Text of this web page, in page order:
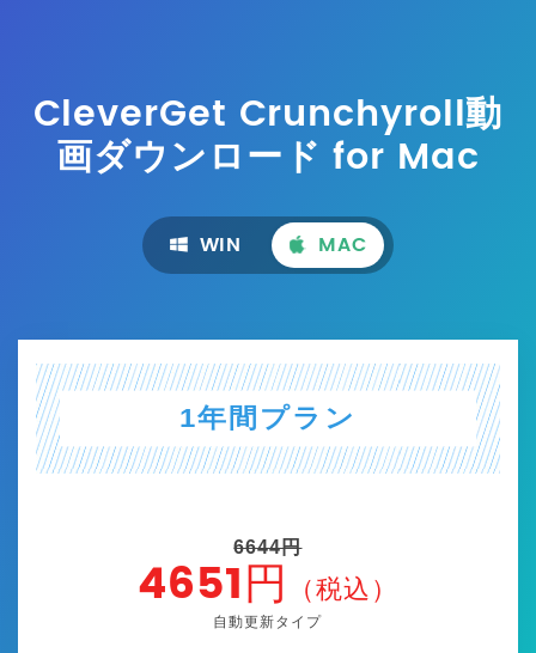
CleverGet Crunchyroll動
画ダウンロード for Mac
WIN MAC
1年間プラン
6644円
4651円 （税込）
自動更新タイプ